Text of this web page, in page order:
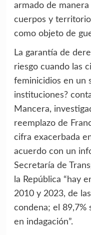
armado de
cuerpos y
como objeto de
La garantía de
riesgo cuando las
feminicidios en un
instituciones?
Mancera,
reemplazo de
cifra exacerbada
acuerdo con un
Secretaría de
la República “hay
2010 y 2023, de
condena; el 89,7%
en indagación”.